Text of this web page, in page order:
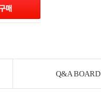
Q&A BOARD